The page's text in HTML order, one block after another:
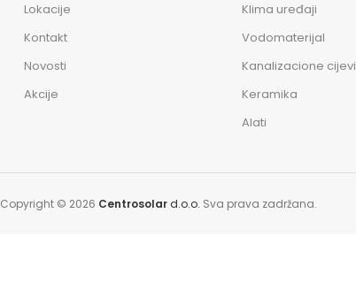
Lokacije
Kontakt
Novosti
Akcije
Klima uređaji
Vodomaterijal
Kanalizacione cijevi
Keramika
Alati
Copyright © 2026 Centrosolar d.o.o. Sva prava zadržana.